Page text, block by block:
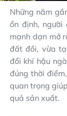
Những năm
ổn định,
mạnh dạn mở
đất đồi, vừa
đổi khí hậu
đúng thời
quan trọng
quả sản xuất.